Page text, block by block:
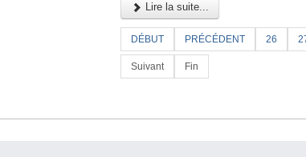
Lire la suite...
DÉBUT PRÉCÉDENT 26
Suivant Fin